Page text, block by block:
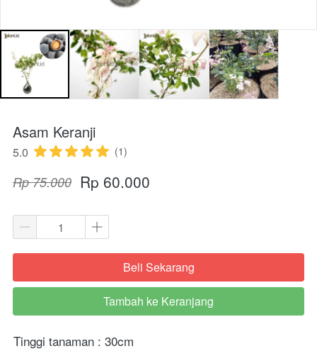
Asam Keranji
5.0 (1)
Rp 75.000 Rp 60.000
`Beli Sekarang
`
Tambah ke Keranjang
Tinggi tanaman : 30cm